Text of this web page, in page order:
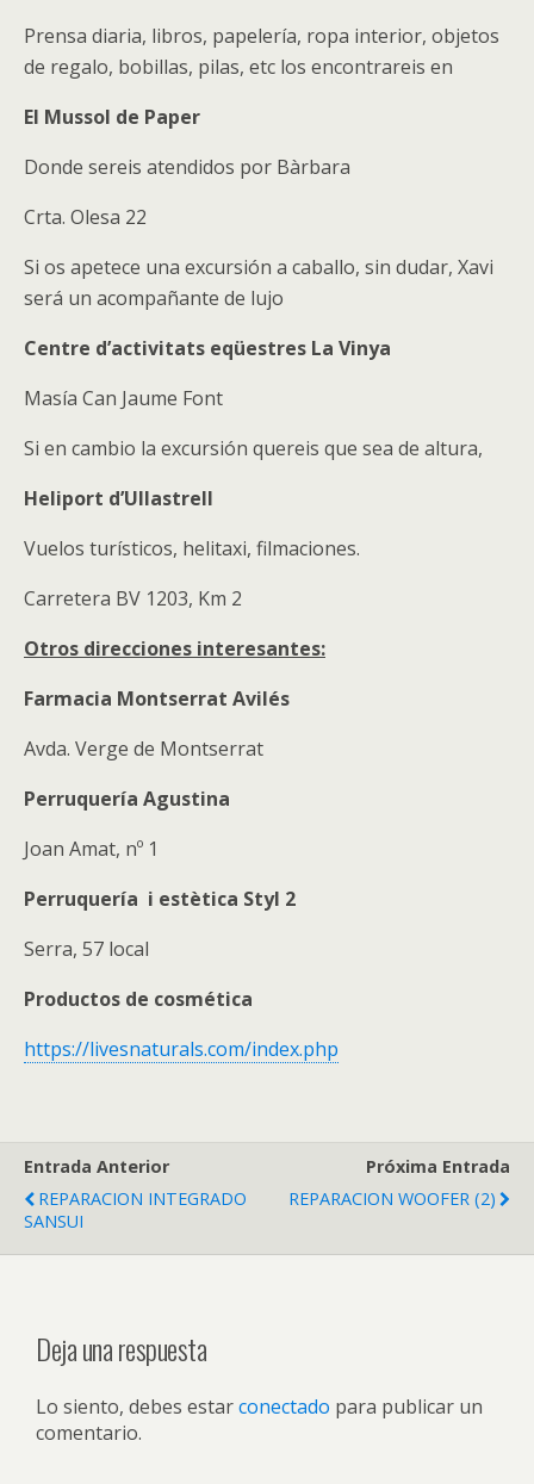
Prensa diaria, libros, papelería, ropa interior, objetos
de regalo, bobillas, pilas, etc los encontrareis en
El Mussol de Paper
Donde sereis atendidos por Bàrbara
Crta. Olesa 22
Si os apetece una excursión a caballo, sin dudar, Xavi
será un acompañante de lujo
Centre d’activitats eqüestres La Vinya
Masía Can Jaume Font
Si en cambio la excursión quereis que sea de altura,
Heliport d’Ullastrell
Vuelos turísticos, helitaxi, filmaciones.
Carretera BV 1203, Km 2
Otros direcciones interesantes:
Farmacia Montserrat Avilés
Avda. Verge de Montserrat
Perruquería Agustina
Joan Amat, nº 1
Perruquería i estètica Styl 2
Serra, 57 local
Productos de cosmética
https://livesnaturals.com/index.php
Entrada Anterior
REPARACION INTEGRADO
SANSUI
Próxima Entrada
REPARACION WOOFER (2)
Deja una respuesta
Lo siento, debes estarconectado para publicar un
comentario.